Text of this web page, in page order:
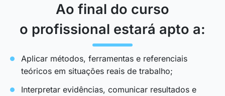
Ao final do curso
o profissional estará apto a:
Aplicar métodos, ferramentas e referenciais
teóricos em situações reais de trabalho;
Interpretar evidências, comunicar resultados e